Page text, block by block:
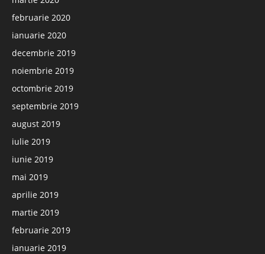
februarie 2020
ianuarie 2020
decembrie 2019
noiembrie 2019
octombrie 2019
septembrie 2019
august 2019
iulie 2019
iunie 2019
mai 2019
aprilie 2019
martie 2019
februarie 2019
ianuarie 2019